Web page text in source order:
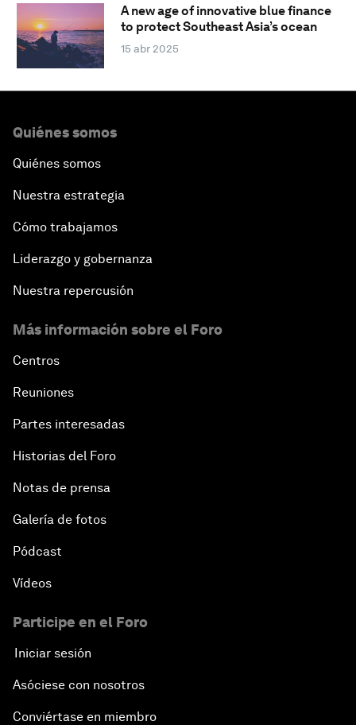
A new age of innovative blue finance
to protect Southeast Asia’s ocean
15 abr 2025
Quiénes somos
Quiénes somos
Nuestra estrategia
Cómo trabajamos
Liderazgo y gobernanza
Nuestra repercusión
Más información sobre el Foro
Centros
Reuniones
Partes interesadas
Historias del Foro
Notas de prensa
Galería de fotos
Pódcast
Vídeos
Participe en el Foro
Iniciar sesión
Asóciese con nosotros
Conviértase en miembro